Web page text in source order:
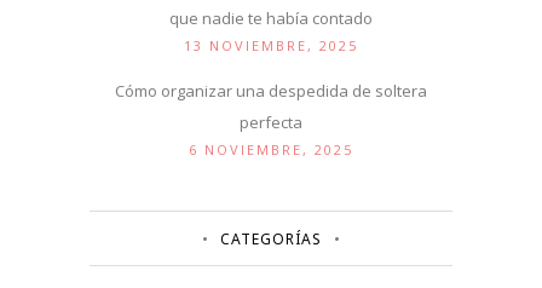
que nadie te había contado
13 NOVIEMBRE, 2025
Cómo organizar una despedida de soltera
perfecta
6 NOVIEMBRE, 2025
CATEGORÍAS